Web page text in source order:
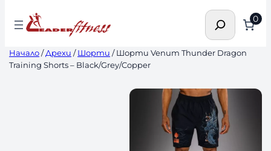
Търсене 0
Начало/Дрехи /Шорти / Шорти Venum Thunder Dragon
Training Shorts – Black/Grey/Copper